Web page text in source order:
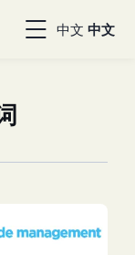
中文 中文